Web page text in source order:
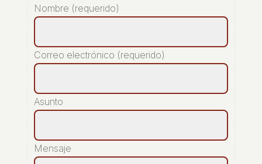
Nombre (requerido)
Correo electrónico (requerido)
Asunto
Mensaje